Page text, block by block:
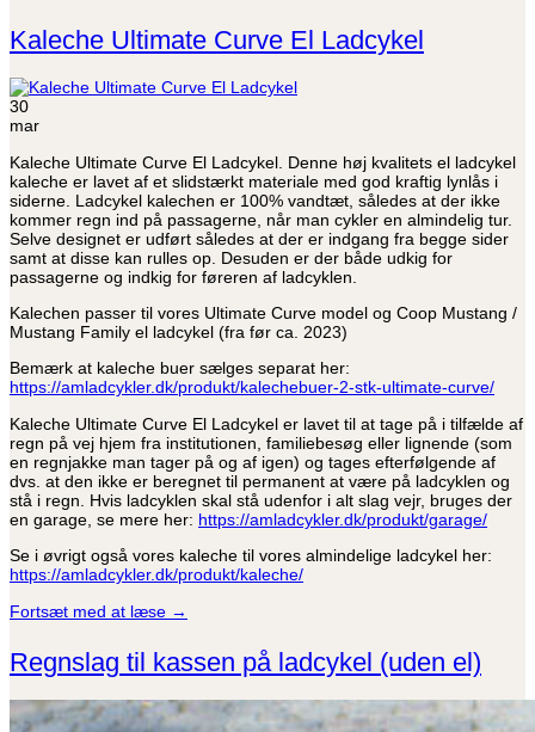
Kaleche Ultimate Curve El Ladcykel
30
mar
Kaleche Ultimate Curve El Ladcykel. Denne høj kvalitets el ladcykel
kaleche er lavet af et slidstærkt materiale med god kraftig lynlås i
siderne. Ladcykel kalechen er 100% vandtæt, således at der ikke
kommer regn ind på passagerne, når man cykler en almindelig tur.
Selve designet er udført således at der er indgang fra begge sider
samt at disse kan rulles op. Desuden er der både udkig for
passagerne og indkig for føreren af ladcyklen.
Kalechen passer til vores Ultimate Curve model og Coop Mustang /
Mustang Family el ladcykel (fra før ca. 2023)
Bemærk at kaleche buer sælges separat her:
https://amladcykler.dk/produkt/kalechebuer-2-stk-ultimate-curve/
Kaleche Ultimate Curve El Ladcykel er lavet til at tage på i tilfælde af
regn på vej hjem fra institutionen, familiebesøg eller lignende (som
en regnjakke man tager på og af igen) og tages efterfølgende af
dvs. at den ikke er beregnet til permanent at være på ladcyklen og
stå i regn. Hvis ladcyklen skal stå udenfor i alt slag vejr, bruges der
en garage, se mere her: https://amladcykler.dk/produkt/garage/
Se i øvrigt også vores kaleche til vores almindelige ladcykel her:
https://amladcykler.dk/produkt/kaleche/
Fortsæt med at læse →
Regnslag til kassen på ladcykel (uden el)